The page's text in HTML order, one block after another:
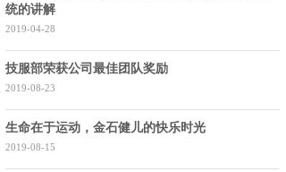
统的讲解
2019-04-28
技服部荣获公司最佳团队奖励
2019-08-23
生命在于运动，金石健儿的快乐时光
2019-08-15